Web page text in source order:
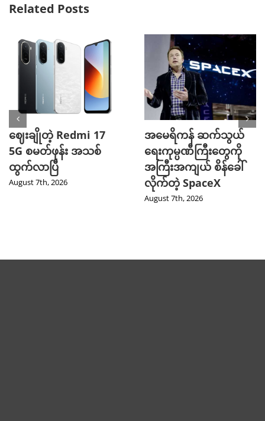
Related Posts
ဈေးချိုတဲ့ Redmi 17
5G စမတ်ဖုန်း အသစ်
ထွက်လာပြီ
August 7th, 2026
အမေရိကန် ဆက်သွယ်
ရေးကုမ္ပဏီကြီးတွေကို
အကြီးအကျယ် စိန်ခေါ်
လိုက်တဲ့ SpaceX
August 7th, 2026